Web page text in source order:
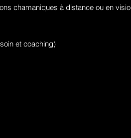
chamaniques à distance ou en visio
et coaching)